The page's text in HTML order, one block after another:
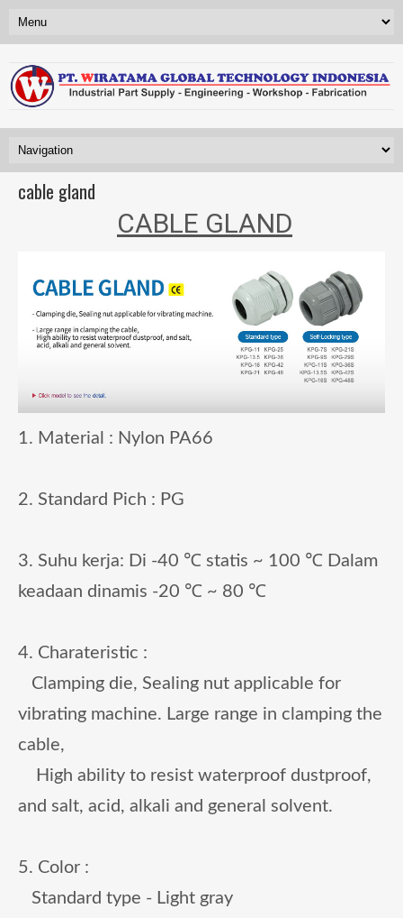
cable gland
CABLE GLAND
1. Material : Nylon PA66
2. Standard Pich : PG
3. Suhu kerja: Di -40 ℃ statis ~ 100 ℃ Dalam
keadaan dinamis -20 ℃ ~ 80 ℃
4. Charateristic :
Clamping die, Sealing nut applicable for
vibrating machine. Large range in clamping the
cable,
High ability to resist waterproof dustproof,
and salt, acid, alkali and general solvent.
5. Color :
Standard type - Light gray